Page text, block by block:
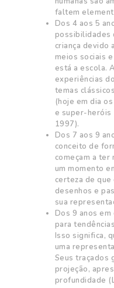
faltem
Dos 4 aos 5
possibilidades
criança devido
meios sociais
está a escola.
experiências
temas
(hoje em dia
e super-heróis
1997).
Dos 7 aos 9
conceito de
começam a
um momento
certeza de
desenhos e
sua
Dos 9 anos em
para
Isso significa,
uma
Seus traçados
projeção,
profundidade